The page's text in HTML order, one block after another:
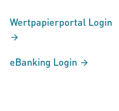
Wertpapierportal Login
eBanking Login